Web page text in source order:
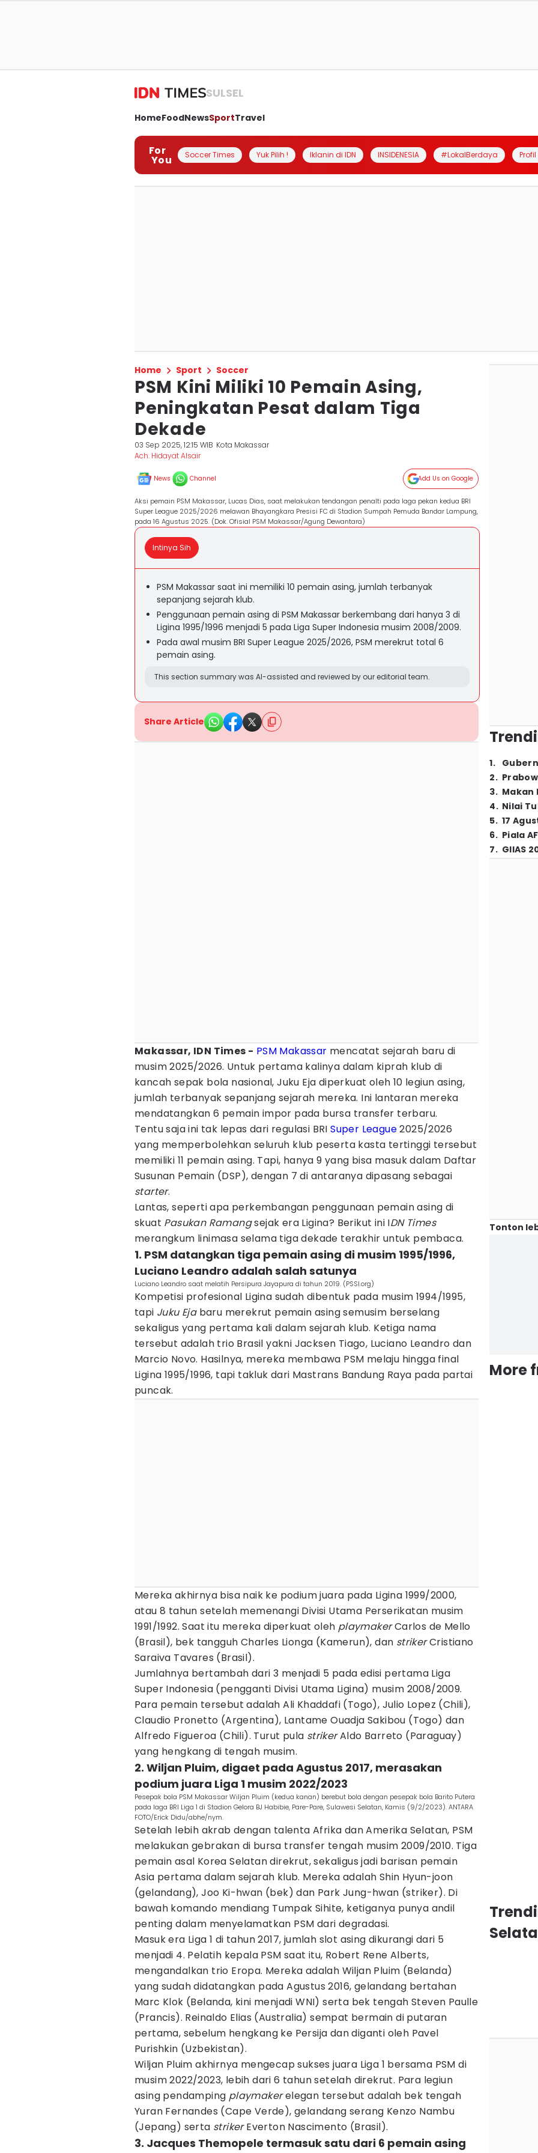
SULSEL
HomeFoodNewsSportTravel
For
You Soccer Times Yuk Pilih ! Iklanin di IDN INSIDENESIA #LokalBerdaya
Home Sport Soccer
PSM Kini Miliki 10 Pemain Asing,
Peningkatan Pesat dalam Tiga
Dekade
03 Sep 2025, 12:15 WIB Kota Makassar
Ach. Hidayat Alsair
News Channel Add Us on Google
Aksi pemain PSM Makassar, Lucas Dias, saat melakukan tendangan penalti pada laga pekan kedua BRI
Super League 2025/2026 melawan Bhayangkara Presisi FC di Stadion Sumpah Pemuda Bandar Lampung,
pada 16 Agustus 2025. (Dok. Ofisial PSM Makassar/Agung Dewantara)
Intinya Sih
PSM Makassar saat ini memiliki 10 pemain asing, jumlah terbanyak
sepanjang sejarah klub.
Penggunaan pemain asing di PSM Makassar berkembang dari hanya 3 di
Ligina 1995/1996 menjadi 5 pada Liga Super Indonesia musim 2008/2009.
Pada awal musim BRI Super League 2025/2026, PSM merekrut total 6
pemain asing.
This section summary was AI-assisted and reviewed by our editorial team.
Share Article
Makassar, IDN Times - PSM Makassar mencatat sejarah baru di
musim 2025/2026. Untuk pertama kalinya dalam kiprah klub di
kancah sepak bola nasional, Juku Eja diperkuat oleh 10 legiun asing,
jumlah terbanyak sepanjang sejarah mereka. Ini lantaran mereka
mendatangkan 6 pemain impor pada bursa transfer terbaru.
Tentu saja ini tak lepas dari regulasi BRISuper League2025/2026
yang memperbolehkan seluruh klub peserta kasta tertinggi tersebut
memiliki 11 pemain asing. Tapi, hanya 9 yang bisa masuk dalam Daftar
Susunan Pemain (DSP), dengan 7 di antaranya dipasang sebagai
starter.
Lantas, seperti apa perkembangan penggunaan pemain asing di
skuat Pasukan Ramangsejak era Ligina? Berikut ini IDN Times
merangkum linimasa selama tiga dekade terakhir untuk pembaca.
1. PSM datangkan tiga pemain asing di musim 1995/1996,
Luciano Leandro adalah salah satunya
Luciano Leandro saat melatih Persipura Jayapura di tahun 2019. (PSSI.org)
Kompetisi profesional Ligina sudah dibentuk pada musim 1994/1995,
tapi Juku Ejabaru merekrut pemain asing semusim berselang
sekaligus yang pertama kali dalam sejarah klub. Ketiga nama
tersebut adalah trio Brasil yakni Jacksen Tiago, Luciano Leandro dan
Marcio Novo. Hasilnya, mereka membawa PSM melaju hingga final
Ligina 1995/1996, tapi takluk dari Mastrans Bandung Raya pada partai
puncak.
Mereka akhirnya bisa naik ke podium juara pada Ligina 1999/2000,
atau 8 tahun setelah memenangi Divisi Utama Perserikatan musim
1991/1992. Saat itu mereka diperkuat oleh playmakerCarlos de Mello
(Brasil), bek tangguh Charles Lionga (Kamerun), dan strikerCristiano
Saraiva Tavares (Brasil).
Jumlahnya bertambah dari 3 menjadi 5 pada edisi pertama Liga
Super Indonesia (pengganti Divisi Utama Ligina) musim 2008/2009.
Para pemain tersebut adalah Ali Khaddafi (Togo), Julio Lopez (Chili),
Claudio Pronetto (Argentina), Lantame Ouadja Sakibou (Togo) dan
Alfredo Figueroa (Chili). Turut pula strikerAldo Barreto (Paraguay)
yang hengkang di tengah musim.
2. Wiljan Pluim, digaet pada Agustus 2017, merasakan
podium juara Liga 1 musim 2022/2023
Pesepak bola PSM Makassar Wiljan Pluim (kedua kanan) berebut bola dengan pesepak bola Barito Putera
pada laga BRI Liga 1 di Stadion Gelora BJ Habibie, Pare-Pare, Sulawesi Selatan, Kamis (9/2/2023). ANTARA
FOTO/Erick Didu/abhe/nym.
Setelah lebih akrab dengan talenta Afrika dan Amerika Selatan, PSM
melakukan gebrakan di bursa transfer tengah musim 2009/2010. Tiga
pemain asal Korea Selatan direkrut, sekaligus jadi barisan pemain
Asia pertama dalam sejarah klub. Mereka adalah Shin Hyun-joon
(gelandang), Joo Ki-hwan (bek) dan Park Jung-hwan (striker). Di
bawah komando mendiang Tumpak Sihite, ketiganya punya andil
penting dalam menyelamatkan PSM dari degradasi.
Masuk era Liga 1 di tahun 2017, jumlah slot asing dikurangi dari 5
menjadi 4. Pelatih kepala PSM saat itu, Robert Rene Alberts,
mengandalkan trio Eropa. Mereka adalah Wiljan Pluim (Belanda)
yang sudah didatangkan pada Agustus 2016, gelandang bertahan
Marc Klok (Belanda, kini menjadi WNI) serta bek tengah Steven Paulle
(Prancis). Reinaldo Elias (Australia) sempat bermain di putaran
pertama, sebelum hengkang ke Persija dan diganti oleh Pavel
Purishkin (Uzbekistan).
Wiljan Pluim akhirnya mengecap sukses juara Liga 1 bersama PSM di
musim 2022/2023, lebih dari 6 tahun setelah direkrut. Para legiun
asing pendamping playmakerelegan tersebut adalah bek tengah
Yuran Fernandes (Cape Verde), gelandang serang Kenzo Nambu
(Jepang) serta strikerEverton Nascimento (Brasil).
3. Jacques Themopele termasuk satu dari 6 pemain asing
1.
2.
3. Makan
4. Nilai
5. 17
6. Piala
7. GIIAS
Tonton
More